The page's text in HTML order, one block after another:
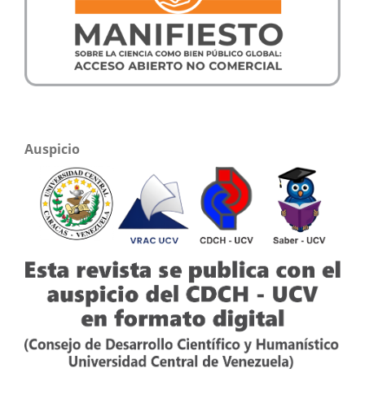
Auspicio